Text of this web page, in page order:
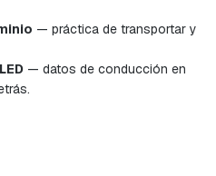
— práctica de transportar y
— datos de conducción en